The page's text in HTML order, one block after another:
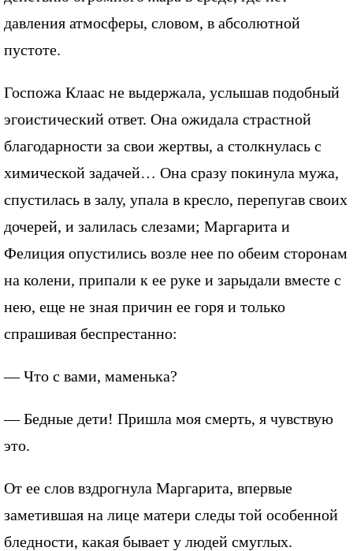
давления атмосферы, словом, в абсолютной
пустоте.
Госпожа Клаас не выдержала, услышав подобный
эгоистический ответ. Она ожидала страстной
благодарности за свои жертвы, а столкнулась с
химической задачей… Она сразу покинула мужа,
спустилась в залу, упала в кресло, перепугав своих
дочерей, и залилась слезами; Маргарита и
Фелиция опустились возле нее по обеим сторонам
на колени, припали к ее руке и зарыдали вместе с
нею, еще не зная причин ее горя и только
спрашивая беспрестанно:
— Что с вами, маменька?
— Бедные дети! Пришла моя смерть, я чувствую
это.
От ее слов вздрогнула Маргарита, впервые
заметившая на лице матери следы той особенной
бледности, какая бывает у людей смуглых.